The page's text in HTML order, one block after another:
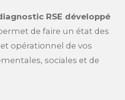
RSE développé
de faire un état des
opérationnel de vos
sociales et de